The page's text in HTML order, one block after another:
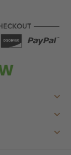


